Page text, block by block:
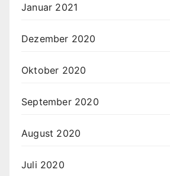
Januar 2021
Dezember 2020
Oktober 2020
September 2020
August 2020
Juli 2020